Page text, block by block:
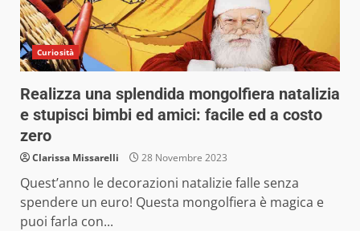
Curiosità
Realizza una splendida mongolfiera natalizia
e stupisci bimbi ed amici: facile ed a costo
zero
Clarissa Missarelli 28 Novembre 2023
Quest’anno le decorazioni natalizie falle senza
spendere un euro! Questa mongolfiera è magica e
puoi farla con...